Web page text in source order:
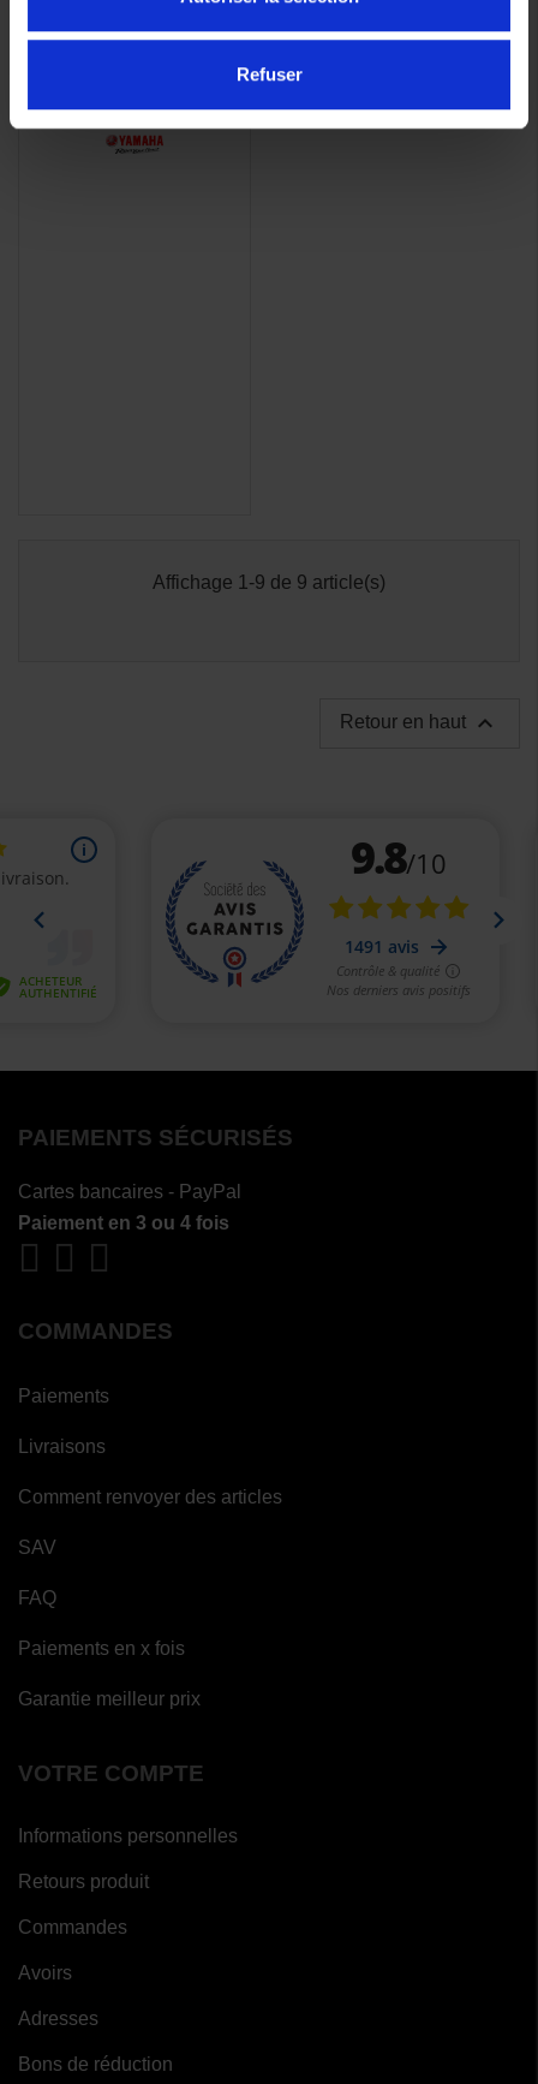
Refuser
Cleaner 500ml
19,90 €
Affichage 1-9 de 9 article(s)
Retour en haut 
PAIEMENTS SÉCURISÉS
Cartes bancaires - PayPal
Paiement en 3 ou 4 fois
COMMANDES
Paiements
Livraisons
Comment renvoyer des articles
SAV
FAQ
Paiements en x fois
Garantie meilleur prix
VOTRE COMPTE
Informations personnelles
Retours produit
Commandes
Avoirs
Adresses
Bons de réduction